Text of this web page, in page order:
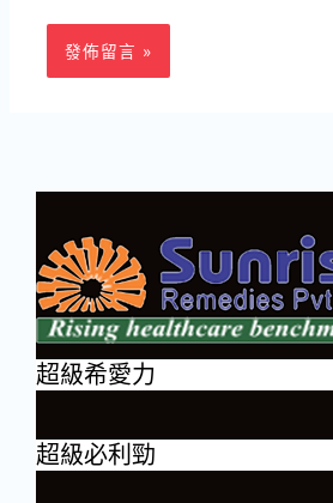
*
址
超級希愛力
超級必利勁